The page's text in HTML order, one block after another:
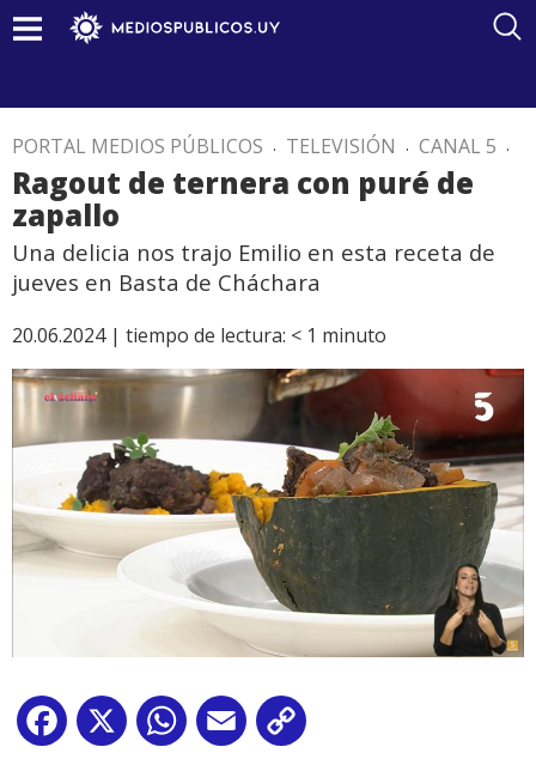
PORTAL MEDIOS PÚBLICOS . TELEVISIÓN . CANAL 5 .
Ragout de ternera con puré de
zapallo
Una delicia nos trajo Emilio en esta receta de
jueves en Basta de Cháchara
20.06.2024 | tiempo de lectura: < 1 minuto
Facebook
X WhatsApp
Email